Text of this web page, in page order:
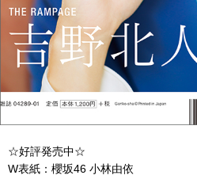
☆好評発売中☆
W表紙：櫻坂46 小林由依